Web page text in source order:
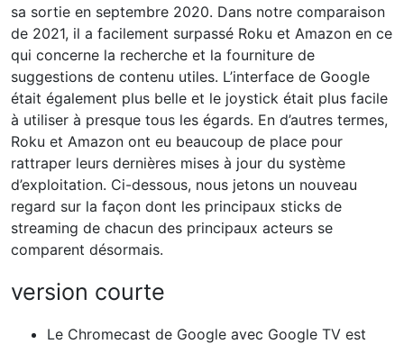
sa sortie en septembre 2020. Dans notre comparaison
de 2021, il a facilement surpassé Roku et Amazon en ce
qui concerne la recherche et la fourniture de
suggestions de contenu utiles. L’interface de Google
était également plus belle et le joystick était plus facile
à utiliser à presque tous les égards. En d’autres termes,
Roku et Amazon ont eu beaucoup de place pour
rattraper leurs dernières mises à jour du système
d’exploitation. Ci-dessous, nous jetons un nouveau
regard sur la façon dont les principaux sticks de
streaming de chacun des principaux acteurs se
comparent désormais.
version courte
Le Chromecast de Google avec Google TV est